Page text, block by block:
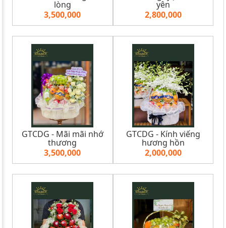
lòng
3,500,000
yên
2,800,000
GTCDG - Mãi mãi nhớ
thương
3,500,000
GTCDG - Kính viếng
hương hồn
2,000,000